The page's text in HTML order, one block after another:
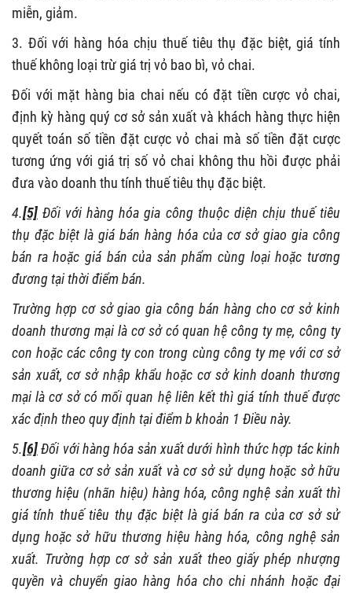
miễn, giảm.
3. Đối với hàng hóa chịu thuế tiêu thụ đặc biệt, giá tính
thuế không loại trừ giá trị vỏ bao bì, vỏ chai.
Đối với mặt hàng bia chai nếu có đặt tiền cược vỏ chai,
định kỳ hàng quý cơ sở sản xuất và khách hàng thực hiện
quyết toán số tiền đặt cược vỏ chai mà số tiền đặt cược
tương ứng với giá trị số vỏ chai không thu hồi được phải
đưa vào doanh thu tính thuế tiêu thụ đặc biệt.
4.[5] Đối với hàng hóa gia công thuộc diện chịu thuế tiêu
thụ đặc biệt là giá bán hàng hóa của cơ sở giao gia công
bán ra hoặc giá bán của sản phẩm cùng loại hoặc tương
đương tại thời điểm bán.
Trường hợp cơ sở giao gia công bán hàng cho cơ sở kinh
doanh thương mại là cơ sở có quan hệ công ty mẹ, công ty
con hoặc các công ty con trong cùng công ty mẹ với cơ sở
sản xuất, cơ sở nhập khẩu hoặc cơ sở kinh doanh thương
mại là cơ sở có mối quan hệ liên kết thì giá tính thuế được
xác định theo quy định tại điểm b khoản 1 Điều này.
5.[6] Đối với hàng hóa sản xuất dưới hình thức hợp tác kinh
doanh giữa cơ sở sản xuất và cơ sở sử dụng hoặc sở hữu
thương hiệu (nhãn hiệu) hàng hóa, công nghệ sản xuất thì
giá tính thuế tiêu thụ đặc biệt là giá bán ra của cơ sở sử
dụng hoặc sở hữu thương hiệu hàng hóa, công nghệ sản
xuất. Trường hợp cơ sở sản xuất theo giấy phép nhượng
quyền và chuyển giao hàng hóa cho chi nhánh hoặc đại